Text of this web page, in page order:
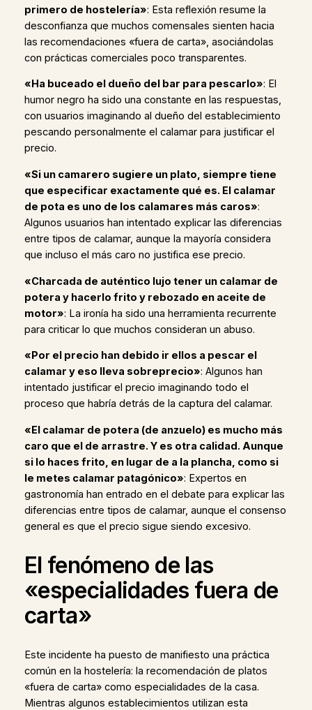
primero de hostelería»: Esta reflexión resume la
desconfianza que muchos comensales sienten hacia
las recomendaciones «fuera de carta», asociándolas
con prácticas comerciales poco transparentes.
«Ha buceado el dueño del bar para pescarlo»: El
humor negro ha sido una constante en las respuestas,
con usuarios imaginando al dueño del establecimiento
pescando personalmente el calamar para justificar el
precio.
«Si un camarero sugiere un plato, siempre tiene
que especificar exactamente qué es. El calamar
de pota es uno de los calamares más caros»:
Algunos usuarios han intentado explicar las diferencias
entre tipos de calamar, aunque la mayoría considera
que incluso el más caro no justifica ese precio.
«Charcada de auténtico lujo tener un calamar de
potera y hacerlo frito y rebozado en aceite de
motor»: La ironía ha sido una herramienta recurrente
para criticar lo que muchos consideran un abuso.
«Por el precio han debido ir ellos a pescar el
calamar y eso lleva sobreprecio»: Algunos han
intentado justificar el precio imaginando todo el
proceso que habría detrás de la captura del calamar.
«El calamar de potera (de anzuelo) es mucho más
caro que el de arrastre. Y es otra calidad. Aunque
si lo haces frito, en lugar de a la plancha, como si
le metes calamar patagónico»: Expertos en
gastronomía han entrado en el debate para explicar las
diferencias entre tipos de calamar, aunque el consenso
general es que el precio sigue siendo excesivo.
El fenómeno de las
«especialidades fuera de
carta»
Este incidente ha puesto de manifiesto una práctica
común en la hostelería: la recomendación de platos
«fuera de carta» como especialidades de la casa.
Mientras algunos establecimientos utilizan esta